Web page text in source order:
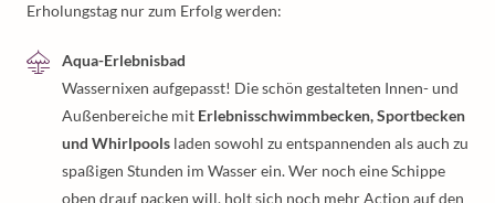
Erholungstag nur zum Erfolg werden:
Aqua-Erlebnisbad
Wassernixen aufgepasst! Die schön gestalteten Innen- und
Außenbereiche mit Erlebnisschwimmbecken, Sportbecken
und Whirlpools laden sowohl zu entspannenden als auch zu
spaßigen Stunden im Wasser ein. Wer noch eine Schippe
oben drauf packen will, holt sich noch mehr Action auf den